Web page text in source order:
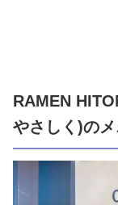
RAMEN
やさしく)の